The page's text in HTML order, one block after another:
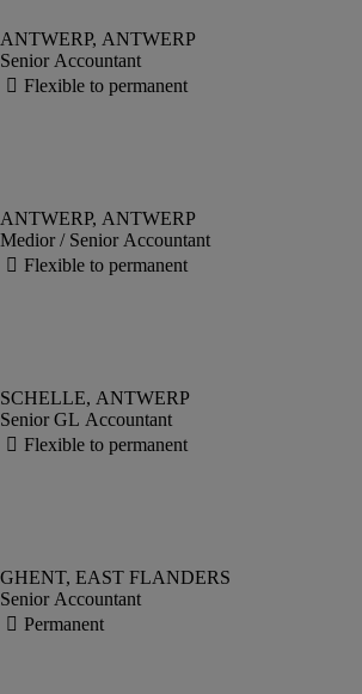
Senior Accountant
Medior / Senior Accountant
Senior GL Accountant
Senior Accountant